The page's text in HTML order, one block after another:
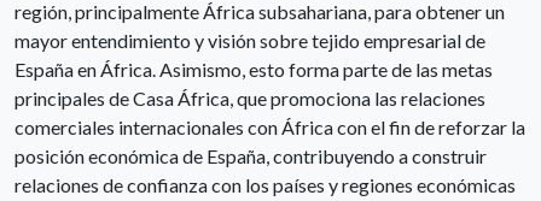
región, principalmente África subsahariana, para obtener un
mayor entendimiento y visión sobre tejido empresarial de
España en África. Asimismo, esto forma parte de las metas
principales de Casa África, que promociona las relaciones
comerciales internacionales con África con el fin de reforzar la
posición económica de España, contribuyendo a construir
relaciones de confianza con los países y regiones económicas